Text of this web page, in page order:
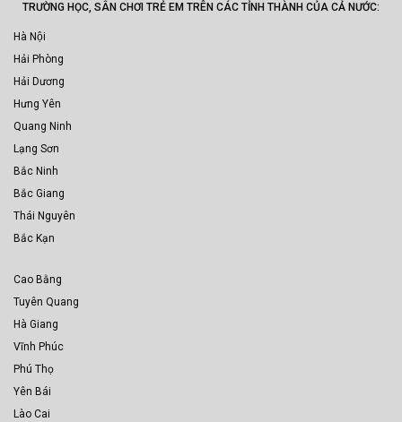
TRƯỜNG HỌC, SÂN CHƠI TRẺ EM TRÊN CÁC TỈNH THÀNH CỦA CẢ NƯỚC:
Hà Nội
Hải Phòng
Hải Dương
Hưng Yên
Quang Ninh
Lạng Sơn
Bắc Ninh
Bắc Giang
Thái Nguyên
Bắc Kạn
Cao Bằng
Tuyên Quang
Hà Giang
Vĩnh Phúc
Phú Thọ
Yên Bái
Lào Cai